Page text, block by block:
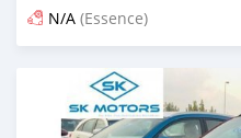
N/A (Essence)